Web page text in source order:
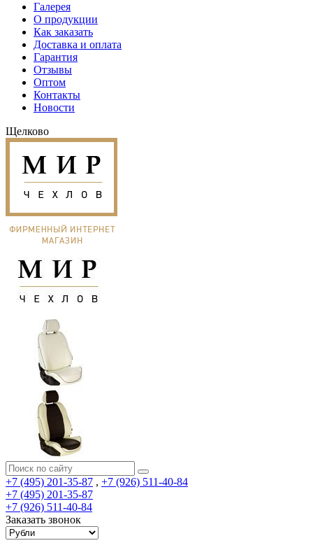
Галерея
О продукции
Как заказать
Доставка и оплата
Гарантия
Отзывы
Оптом
Контакты
Новости
Щелково
+7 (495) 201-35-87 , +7 (926) 511-40-84
+7 (495) 201-35-87
+7 (926) 511-40-84
Заказать звонок